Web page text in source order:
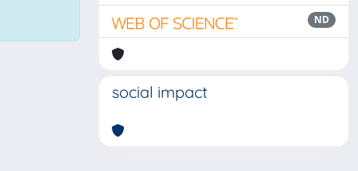
ND
social impact